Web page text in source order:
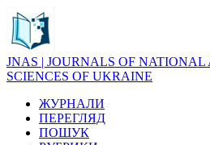
JNAS | JOURNALS OF
SCIENCES OF UKRAINE
ЖУРНАЛИ
ПЕРЕГЛЯД
ПОШУК